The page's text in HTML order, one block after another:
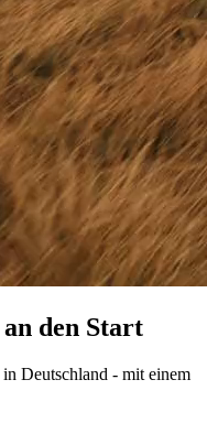
den Start
Deutschland - mit einem